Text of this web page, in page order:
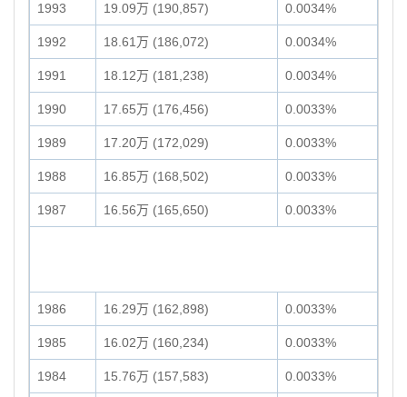
1993 19.09万 (190,857) 0.0034%
1992 18.61万 (186,072) 0.0034%
1991 18.12万 (181,238) 0.0034%
1990 17.65万 (176,456) 0.0033%
1989 17.20万 (172,029) 0.0033%
1988 16.85万 (168,502) 0.0033%
1987 16.56万 (165,650) 0.0033%
1986 16.29万 (162,898) 0.0033%
1985 16.02万 (160,234) 0.0033%
1984 15.76万 (157,583) 0.0033%